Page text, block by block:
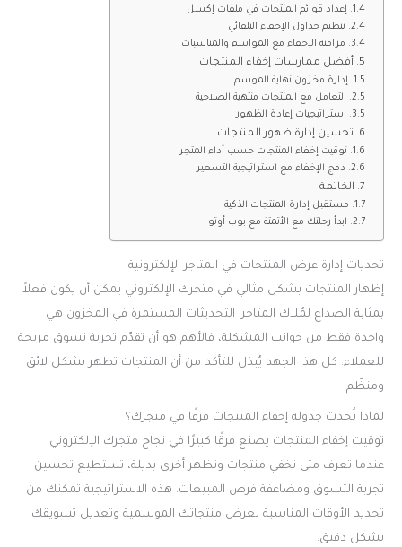
إعداد قوائم المنتجات في ملفات إكسل
تنظيم جداول الإخفاء التلقائي
مزامنة الإخفاء مع المواسم والمناسبات
أفضل ممارسات إخفاء المنتجات
إدارة مخزون نهاية الموسم
التعامل مع المنتجات منتهية الصلاحية
استراتيجيات إعادة الظهور
تحسين إدارة ظهور المنتجات
توقيت إخفاء المنتجات حسب أداء المتجر
دمج الإخفاء مع استراتيجية التسعير
الخاتمة
مستقبل إدارة المنتجات الذكية
ابدأ رحلتك مع الأتمتة مع بوب أوتو
تحديات إدارة عرض المنتجات في المتاجر الإلكترونية
إظهار المنتجات بشكل مثالي في متجرك الإلكتروني يمكن أن يكون فعلاً
بمثابة الصداع لمُلاك المتاجر. التحديثات المستمرة في المخزون هي
واحدة فقط من جوانب المشكلة، فالأهم هو أن تقدّم تجربة تسوق مريحة
للعملاء. كل هذا الجهد يُبذل للتأكد من أن المنتجات تظهر بشكل لائق
ومنظّم.
لماذا تُحدث جدولة إخفاء المنتجات فرقًا في متجرك؟
توقيت إخفاء المنتجات يصنع فرقًا كبيرًا في نجاح متجرك الإلكتروني.
عندما تعرف متى تخفي منتجات وتظهر أخرى بديلة، تستطيع تحسين
تجربة التسوق ومضاعفة فرص المبيعات. هذه الاستراتيجية تمكنك من
تحديد الأوقات المناسبة لعرض منتجاتك الموسمية وتعديل تسويقك
بشكل دقيق.